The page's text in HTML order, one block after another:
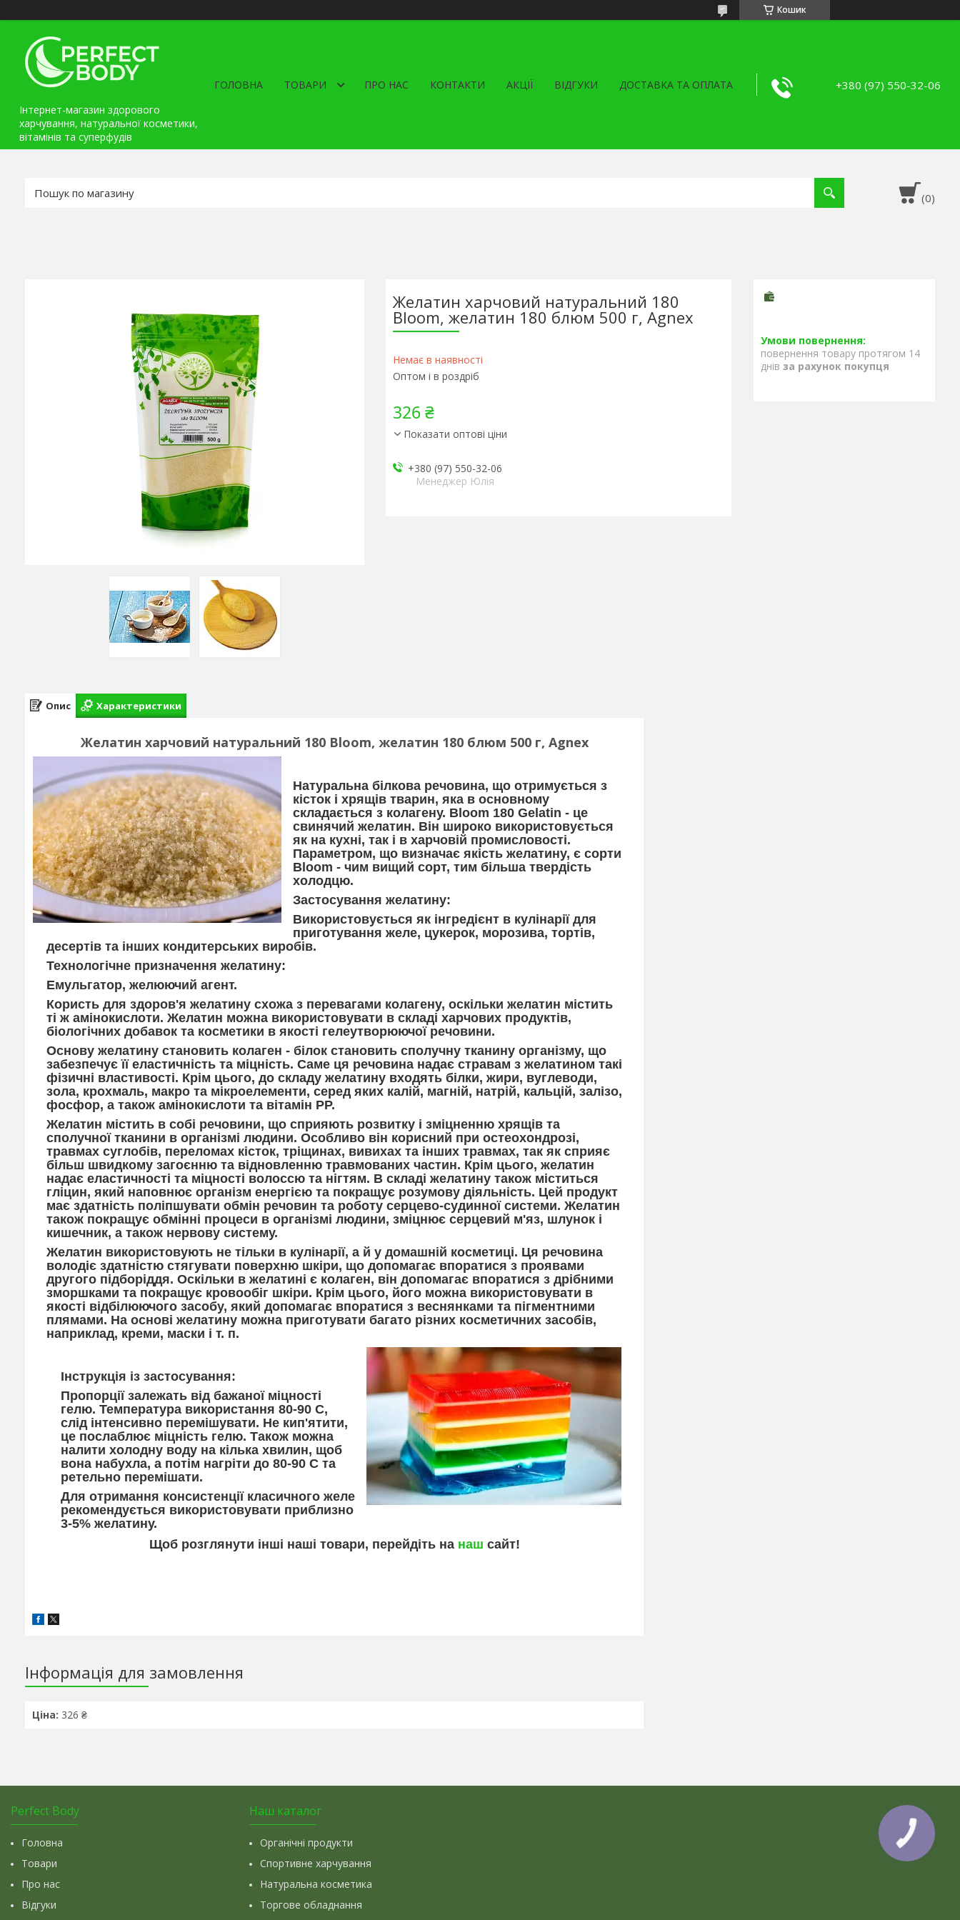
Кошик
Інтернет-магазин здорового
харчування, натуральної косметики,
вітамінів та cуперфудів
ГОЛОВНА ТОВАРИ ПРО НАС КОНТАКТИ АКЦІЇ ВІДГУКИ ДОСТАВКА ТА ОПЛАТА +380 (97) 550-32-06
Желатин харчовий натуральний 180
Bloom, желатин 180 блюм 500 г, Agnex
Немає в наявності
Оптом і в роздріб
326 ₴
Показати оптові ціни
+380 (97) 550-32-06
Менеджер Юлія
повернення товару протягом 14
днів за рахунок покупця
Опис Характеристики
Желатин харчовий натуральний 180 Bloom, желатин 180 блюм 500 г, Agnex
Натуральна білкова речовина, що отримується з
кісток і хрящів тварин, яка в основному
складається з колагену. Bloom 180 Gelatin - це
свинячий желатин. Він широко використовується
як на кухні, так і в харчовій промисловості.
Параметром, що визначає якість желатину, є сорти
Bloom - чим вищий сорт, тим більша твердість
холодцю.
Застосування желатину:
Використовується як інгредієнт в кулінарії для
приготування желе, цукерок, морозива, тортів,
десертів та інших кондитерських виробів.
Технологічне призначення желатину:
Емульгатор, желюючий агент.
Користь для здоров'я желатину схожа з перевагами колагену, оскільки желатин містить
ті ж амінокислоти. Желатин можна використовувати в складі харчових продуктів,
біологічних добавок та косметики в якості гелеутворюючої речовини.
Основу желатину становить колаген - білок становить сполучну тканину організму, що
забезпечує її еластичність та міцність. Саме ця речовина надає стравам з желатином такі
фізичні властивості. Крім цього, до складу желатину входять білки, жири, вуглеводи,
зола, крохмаль, макро та мікроелементи, серед яких калій, магній, натрій, кальцій, залізо,
фосфор, a також амінокислоти та вітамін PP.
Желатин містить в собі речовини, що сприяють розвитку і зміцненню хрящів та
сполучної тканини в організмі людини. Особливо він корисний при остеохондрозі,
травмах суглобів, переломах кісток, тріщинах, вивихах та інших травмах, так як сприяє
більш швидкому загоєнню та відновленню травмованих частин. Крім цього, желатин
надає еластичності та міцності волоссю та нігтям. В складі желатину також міститься
гліцин, який наповнює організм енергією та покращує розумову діяльність. Цей продукт
має здатність поліпшувати обмін речовин та роботу серцево-судинної системи. Желатин
також покращує обмінні процеси в організмі людини, зміцнює серцевий м'яз, шлунок і
кишечник, а також нервову систему.
Желатин використовують не тільки в кулінарії, а й у домашній косметиці. Ця речовина
володіє здатністю стягувати поверхню шкіри, що допомагає впоратися з проявами
другого підборіддя. Оскільки в желатині є колаген, він допомагає впоратися з дрібними
зморшками та покращує кровообіг шкіри. Крім цього, його можна використовувати в
якості відбілюючого засобу, який допомагає впоратися з веснянками та пігментними
плямами. На основі желатину можна приготувати багато різних косметичних засобів,
наприклад, креми, маски і т. п.
Інструкція із застосування:
Пропорції залежать від бажаної міцності
гелю. Температура використання 80-90 C,
слід інтенсивно перемішувати. Не кип'ятити,
це послаблює міцність гелю. Також можна
налити холодну воду на кілька хвилин, щоб
вона набухла, а потім нагріти до 80-90 С та
ретельно перемішати.
Для отримання консистенції класичного желе
рекомендується використовувати приблизно
3-5% желатину.
Щоб розглянути інші наші товари, перейдіть на наш сайт!
Інформація для замовлення
Ціна: 326 ₴
Perfect Body
Головна
Товари
Про нас
Відгуки
Наш каталог
Органічні продукти
Спортивне харчування
Натуральна косметика
Торгове обладнання